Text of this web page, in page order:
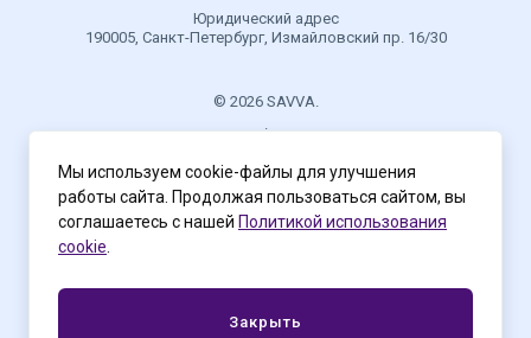
Юридический адрес
190005, Санкт-Петербург, Измайловский пр. 16/30
© 2026 SAVVA.
.
Политика конфиденциальности
Мы используем cookie-файлы для улучшения
работы сайта. Продолжая пользоваться сайтом, вы
соглашаетесь с нашей Политикой использования
cookie
Закрыть